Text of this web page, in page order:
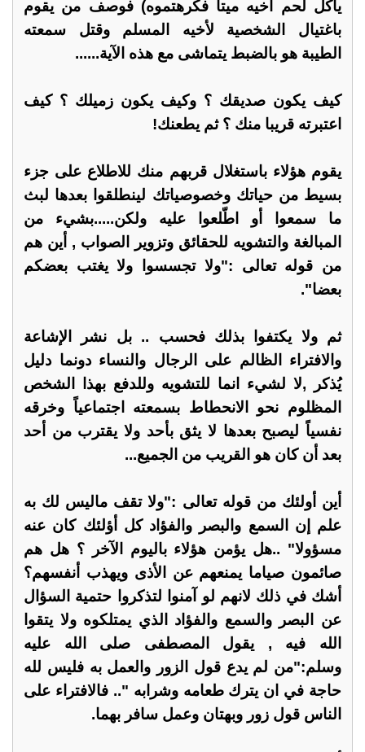
يأكل لحم أخيه ميتاً فكرهتموه) فوصف من يقوم
باغتيال الشخصية لأخيه المسلم وقتل سمعته
الطيبة هو بالضبط يتماشى مع هذه الآية......
كيف يكون صديقك ؟ وكيف يكون زميلك ؟ كيف
اعتبرته قريبا منك ؟ ثم يطعنك!
يقوم هؤلاء باستغلال قربهم منك للاطلاع على جزء
بسيط من حياتك وخصوصياتك لينطلقوا بعدها لبث
ما سمعوا أو اطّلعوا عليه ولكن.....بشيء من
المبالغة والتشويه للحقائق وتزوير الصواب , أين هم
من قوله تعالى :"ولا تجسسوا ولا يغتب بعضكم
بعضا".
ثم ولا يكتفوا بذلك فحسب .. بل نشر الإشاعة
والافتراء الظالم على الرجال والنساء دونما دليل
يُذكر ,لا لشيء انما للتشويه وللدفع بهذا الشخص
المظلوم نحو الانحطاط بسمعته اجتماعياً وخرقه
نفسياً ليصبح بعدها لا يثق بأحد ولا يقترب من أحد
بعد أن كان هو القريب من الجميع...
أين أولئك من قوله تعالى :"ولا تقف ماليس لك به
علم إن السمع والبصر والفؤاد كل أؤلئك كان عنه
مسؤولا" ..هل يؤمن هؤلاء باليوم الآخر ؟ هل هم
صائمون صياما يمنعهم عن الأذى ويهذب أنفسهم؟
أشك في ذلك لانهم لو آمنوا لتذكروا حتمية السؤال
عن البصر والسمع والفؤاد الذي يمتلكوه ولا يتقوا
الله فيه , يقول المصطفى صلى الله عليه
وسلم:"من لم يدع قول الزور والعمل به فليس لله
حاجة في ان يترك طعامه وشرابه ".. فالافتراء على
الناس قول زور وبهتان وعمل سافر بهما.